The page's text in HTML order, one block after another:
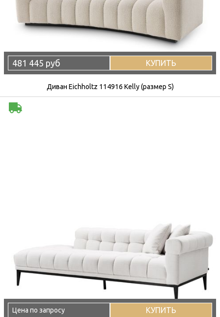
481 445 руб КУПИТЬ
Диван Eichholtz 114916 Kelly (размер S)
Цена по запросу КУПИТЬ